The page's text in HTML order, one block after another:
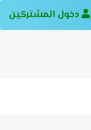
دخول المشتركين